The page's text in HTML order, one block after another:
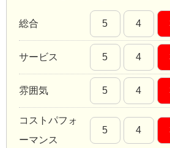
総合 5 4
サービス 5 4
雰囲気 5 4
コストパフォ
ーマンス
5 4